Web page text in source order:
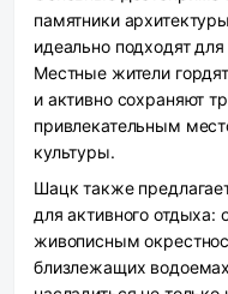
памятники
идеально подходят
Местные жители
и активно сохраняют
привлекательным
культуры.
Шацк также
для активного отдыха:
живописным
близлежащих